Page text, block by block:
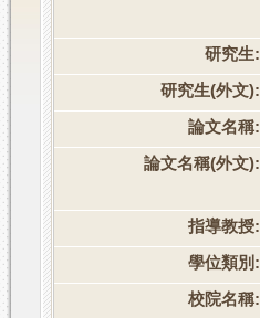
研究生:
研究生(外文):
論文名稱:
論文名稱(外文):
指導教授:
學位類別:
校院名稱: